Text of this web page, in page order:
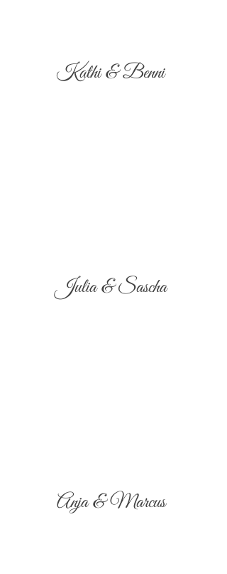
Kathi & Benni
Julia & Sascha
Anja & Marcus